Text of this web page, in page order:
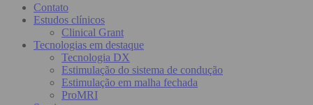
Contato
Estudos clínicos
Clinical Grant
Tecnologias em destaque
Tecnologia DX
Estimulação do sistema de condução
Estimulação em malha fechada
ProMRI